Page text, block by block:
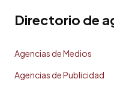
Directorio de
Agencias de Medios
Agencias de Publicidad